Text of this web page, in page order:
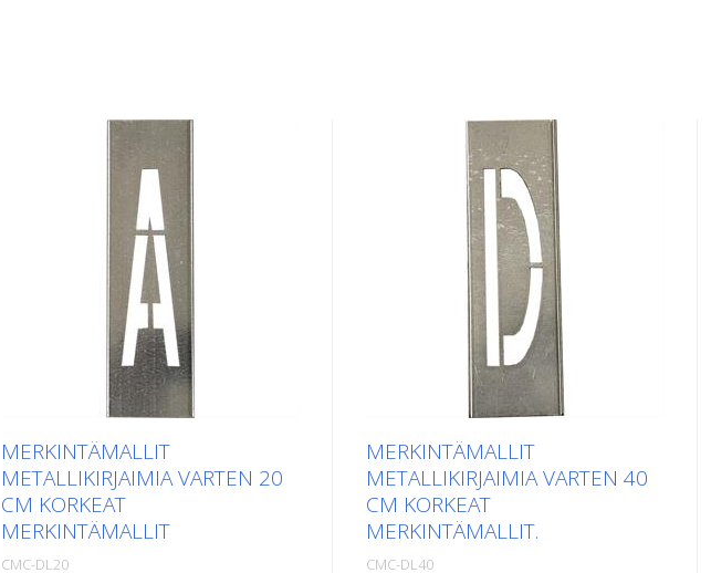
MERKINTÄMALLIT
METALLIKIRJAIMIA VARTEN 20
CM KORKEAT
MERKINTÄMALLIT
CMC-DL20
MERKINTÄMALLIT
METALLIKIRJAIMIA VARTEN 40
CM KORKEAT
MERKINTÄMALLIT.
CMC-DL40